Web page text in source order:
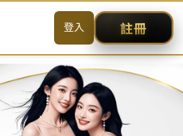
：開啟全新遊